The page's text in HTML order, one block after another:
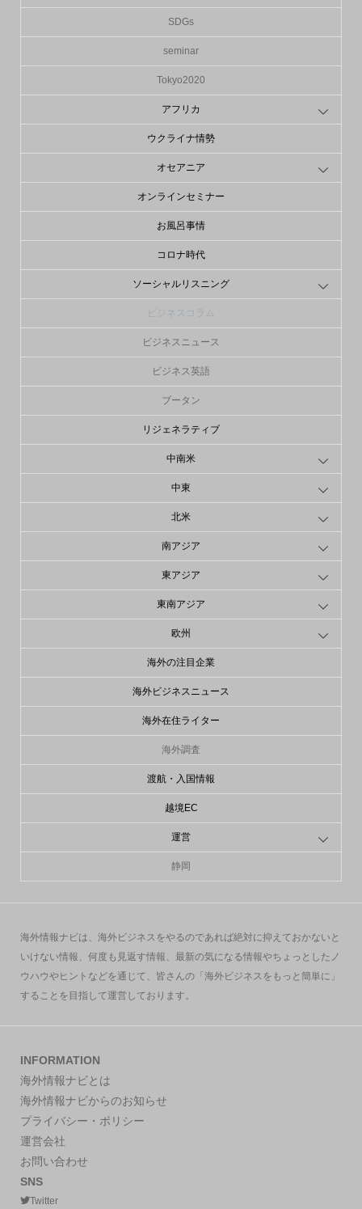
SDGs
seminar
Tokyo2020
アフリカ
ウクライナ情勢
オセアニア
オンラインセミナー
お風呂事情
コロナ時代
ソーシャルリスニング
ビジネスコラム
ビジネスニュース
ビジネス英語
ブータン
リジェネラティブ
中南米
中東
北米
南アジア
東アジア
東南アジア
欧州
海外の注目企業
海外ビジネスニュース
海外在住ライター
海外調査
渡航・入国情報
越境EC
運営
静岡
海外情報ナビは、海外ビジネスをやるのであれば絶対に抑えておかないと
いけない情報、何度も見返す情報、最新の気になる情報やちょっとしたノ
ウハウやヒントなどを通じて、皆さんの「海外ビジネスをもっと簡単に」
することを目指して運営しております。
INFORMATION
海外情報ナビとは
海外情報ナビからのお知らせ
プライバシー・ポリシー
運営会社
お問い合わせ
SNS
Twitter